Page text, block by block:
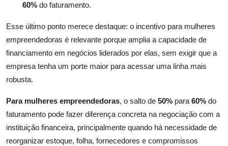
60% do faturamento.
Esse último ponto merece destaque: o incentivo para mulheres
empreendedoras é relevante porque amplia a capacidade de
financiamento em negócios liderados por elas, sem exigir que a
empresa tenha um porte maior para acessar uma linha mais
robusta.
Para mulheres empreendedoras, o salto de 50% para 60% do
faturamento pode fazer diferença concreta na negociação com a
instituição financeira, principalmente quando há necessidade de
reorganizar estoque, folha, fornecedores e compromissos